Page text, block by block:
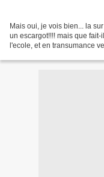
Mais oui, je vois bien... la
un escargot!!!! mais que
l'ecole, et en transumance